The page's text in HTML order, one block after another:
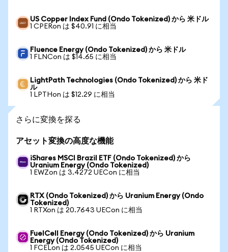
US Copper Index Fund (Ondo Tokenized) から 米ドル
1 CPERon は $40.91 に相当
Fluence Energy (Ondo Tokenized) から 米ドル
1 FLNCon は $14.65 に相当
LightPath Technologies (Ondo Tokenized) から 米ド
ル
1 LPTHon は $12.29 に相当
さらに変換を探る
アセット変換の高度な機能
iShares MSCI Brazil ETF (Ondo Tokenized) から
Uranium Energy (Ondo Tokenized)
1 EWZon は 3.4272 UECon に相当
RTX (Ondo Tokenized) から Uranium Energy (Ondo
Tokenized)
1 RTXon は 20.7643 UECon に相当
FuelCell Energy (Ondo Tokenized) から Uranium
Energy (Ondo Tokenized)
1 FCELon は 2.0545 UECon に相当